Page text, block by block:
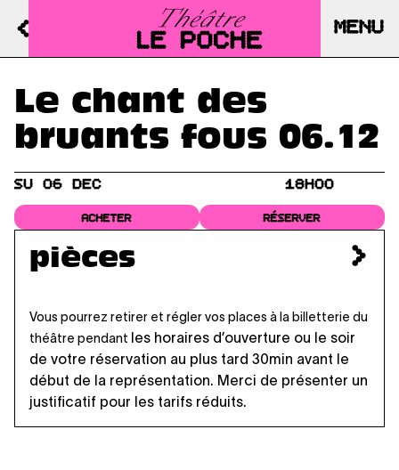
MENU
Le chant des
bruants fous 06.12
pièces
Vous pourrez retirer et régler vos places à la billetterie du
théâtre pendant les horaires d’ouverture ou le soir
de votre réservation au plus tard 30min avant le
début de la représentation. Merci de présenter un
justificatif pour les tarifs réduits.
SU 06 DEC 18H00
ACHETER RÉSERVER